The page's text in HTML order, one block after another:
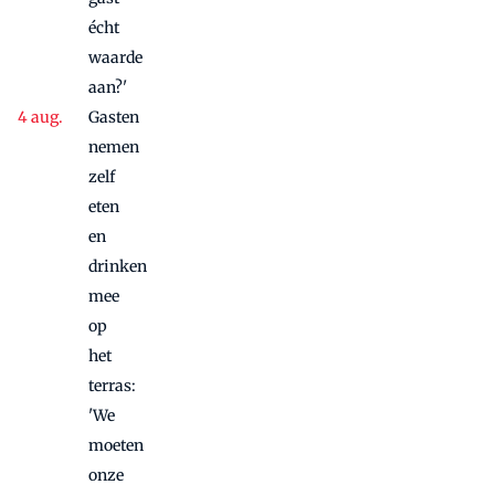
écht
waarde
aan?'
Gasten
nemen
zelf
eten
en
drinken
mee
op
het
terras:
'We
moeten
onze